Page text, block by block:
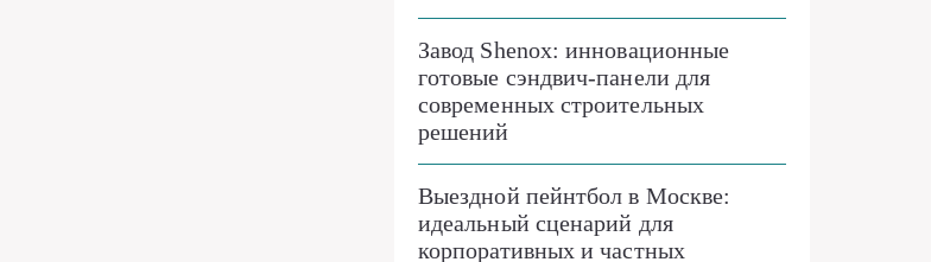
Завод Shenox: инновационные
готовые сэндвич-панели для
современных строительных
решений
Выездной пейнтбол в Москве:
идеальный сценарий для
корпоративных и частных